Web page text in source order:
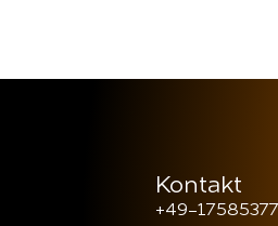
Kontakt
+49-